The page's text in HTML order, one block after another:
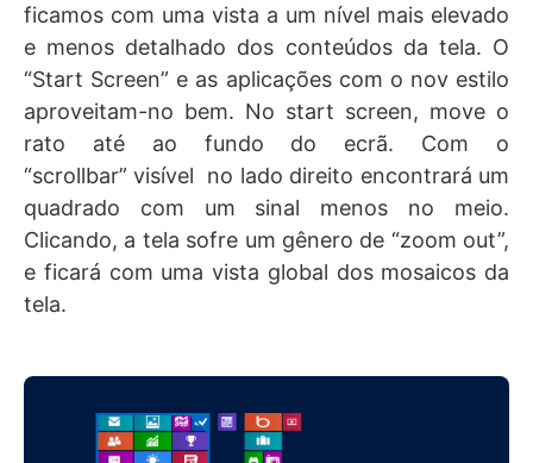
ficamos com uma vista a um nível mais elevado
e menos detalhado dos conteúdos da tela. O
“Start Screen” e as aplicações com o nov estilo
aproveitam-no bem. No start screen, move o
rato até ao fundo do ecrã. Com o
“scrollbar” visível no lado direito encontrará um
quadrado com um sinal menos no meio.
Clicando, a tela sofre um gênero de “zoom out”,
e ficará com uma vista global dos mosaicos da
tela.